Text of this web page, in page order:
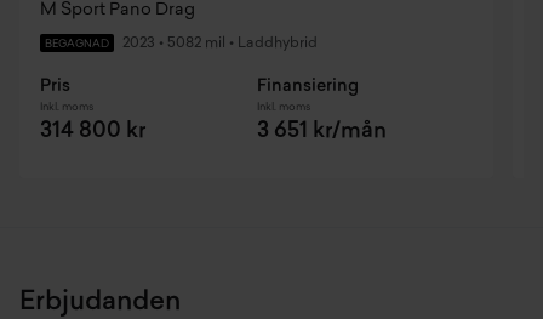
M Sport Pano Drag
BEGAGNAD 2023 • 5082 mil • Laddhybrid
Pris
Inkl. moms
314 800 kr
Finansiering
Inkl. moms
3 651 kr/mån
Erbjudanden